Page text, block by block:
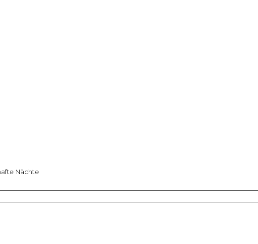
Nächte